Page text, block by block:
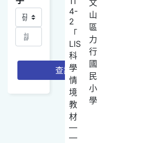
關鍵字查詢項目選取
查詢
4-
2
「
LIS
科
學
情
境
教
材
—
—
文
山
區
力
行
國
民
小
學